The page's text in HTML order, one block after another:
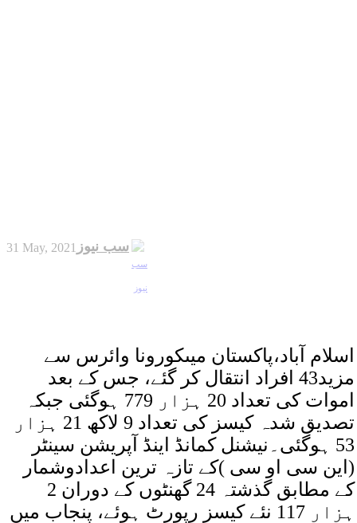
31 May, 2021 سب نیوز
اسلام آباد،پاکستان میںکورونا وائرس سے
مزید43 افراد انتقال کر گئے، جس کے بعد
اموات کی تعداد 20 ہزار 779 ہوگئی جبکہ
تصدیق شدہ کیسز کی تعداد 9 لاکھ 21 ہزار
53 ہوگئی۔نیشنل کمانڈ اینڈ آپریشن سینٹر
(این سی او سی )کے تازہ ترین اعدادوشمار
کے مطابق گذشتہ 24 گھنٹوں کے دوران 2
ہزار 117 نئے کیسز رپورٹ ہوئے، پنجاب میں